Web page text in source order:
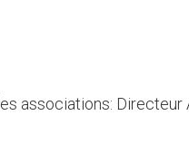
associations: